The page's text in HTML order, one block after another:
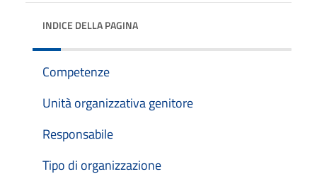
INDICE DELLA PAGINA
Competenze
Unità organizzativa genitore
Responsabile
Tipo di organizzazione